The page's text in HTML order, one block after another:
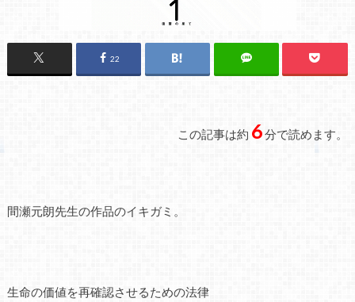
22
この記事は約 6分で読めます。
間瀬元朗先生の作品のイキガミ。
生命の価値を再確認させるための法律